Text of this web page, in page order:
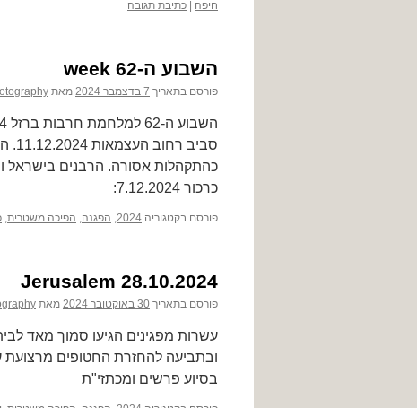
חיפה
כתיבת תגובה
השבוע ה-62 week
פורסם בתאריך 7 בדצמבר 2024 מאת
כרכור 7.12.2024:
פורסם בקטגוריה 2024
, הפגנה, הפיכה משטרית,
Jerusalem 28.10.2024
פורסם בתאריך 30 באוקטובר 2024 מאת
עשרות מפגינים הגיעו סמוך מאד
ובתביעה להחזרת החטופים
בסיוע פרשים ומכתזי"ת